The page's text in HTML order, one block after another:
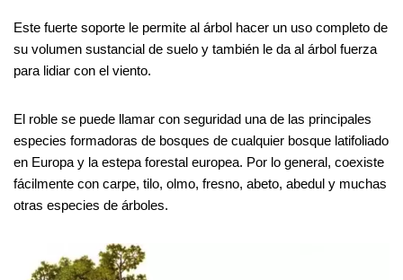
Este fuerte soporte le permite al árbol hacer un uso completo de
su volumen sustancial de suelo y también le da al árbol fuerza
para lidiar con el viento.
El roble se puede llamar con seguridad una de las principales
especies formadoras de bosques de cualquier bosque latifoliado
en Europa y la estepa forestal europea. Por lo general, coexiste
fácilmente con carpe, tilo, olmo, fresno, abeto, abedul y muchas
otras especies de árboles.